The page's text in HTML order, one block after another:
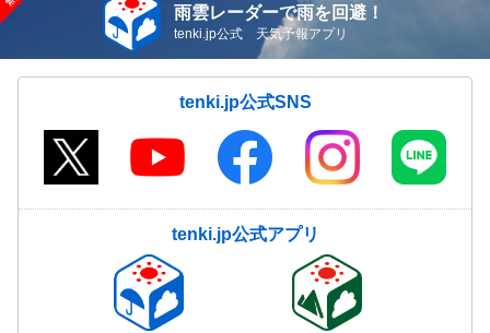
雨雲レーダーで雨を回避！
tenki.jp公式 天気予報アプリ
tenki.jp公式SNS
tenki.jp公式アプリ